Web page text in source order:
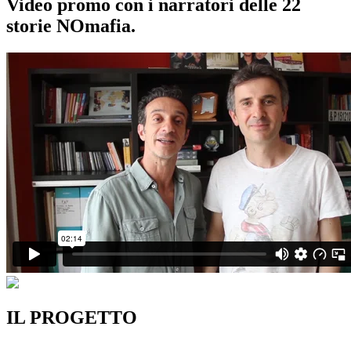
Video promo con i narratori delle 22
storie NOmafia.
IL PROGETTO